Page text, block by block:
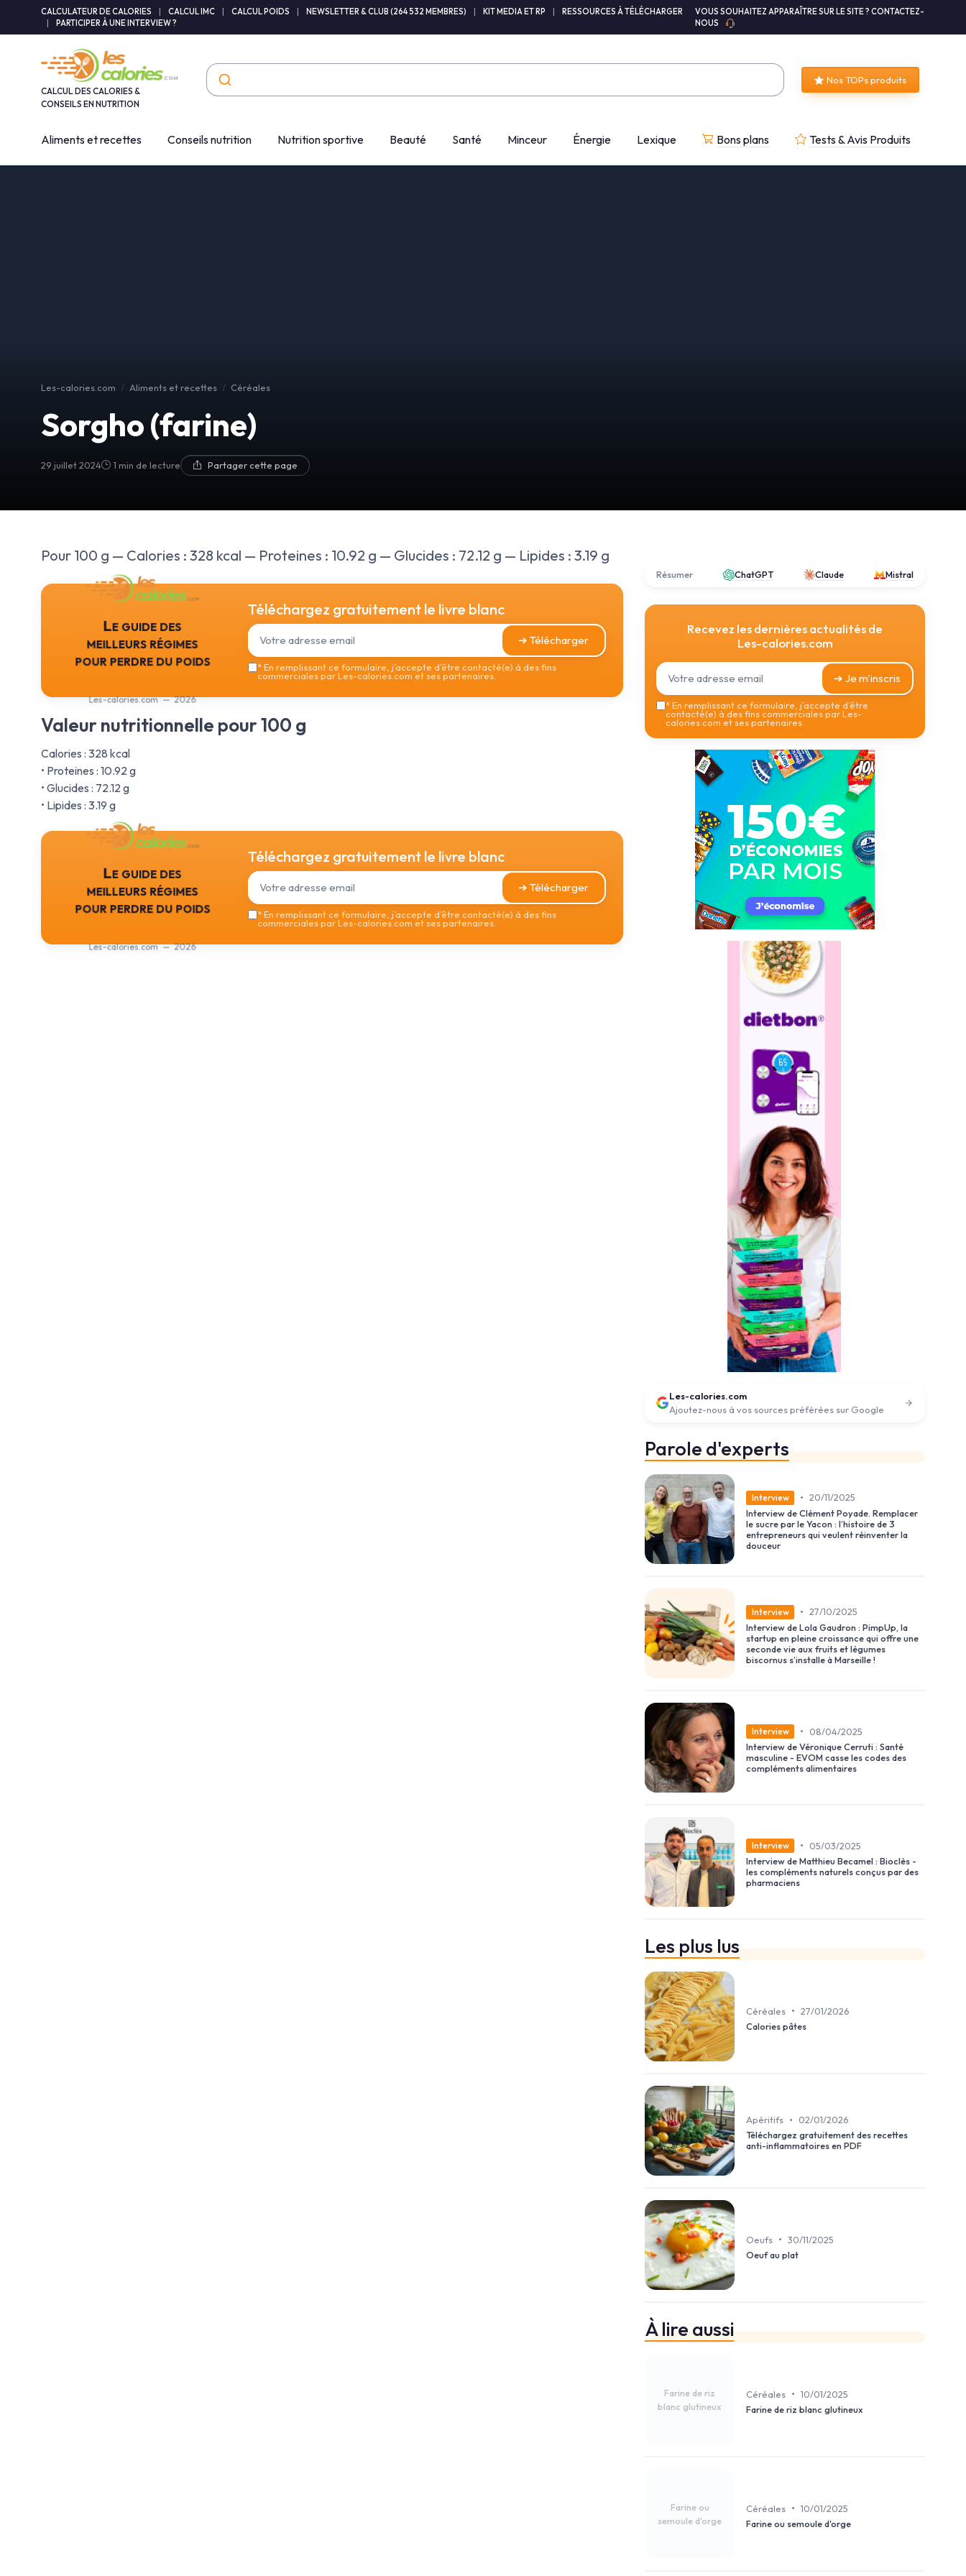
CALCULATEUR DE CALORIES CALCUL IMC CALCUL POIDS NEWSLETTER & CLUB (264 532 MEMBRES) KIT MEDIA ET RP
RESSOURCES À TÉLÉCHARGER
PARTICIPER À UNE INTERVIEW ?
VOUS SOUHAITEZ APPARAÎTRE SUR LE SITE ? CONTACTEZ-
NOUS
CALCUL DES CALORIES &
CONSEILS EN NUTRITION
Nos TOPs produits
Aliments et recettes Conseils nutrition Nutrition sportive Beauté Santé Minceur Énergie Lexique Bons plans Tests & Avis Produits
Les-calories.com Aliments et recettes Céréales
Sorgho (farine)
29 juillet 2024 1 min de lecture Partager cette page
Pour 100 g — Calories : 328 kcal — Proteines : 10.92 g — Glucides : 72.12 g — Lipides : 3.19 g
Le guide des
meilleurs régimes
pour perdre du poids
Les-calories.com — 2026
Téléchargez gratuitement le livre blanc
➔ Télécharger
*En remplissant ce formulaire, j’accepte d’être contacté(e) à des fins
commerciales par Les-calories.com et ses partenaires.
Valeur nutritionnelle pour 100 g
Calories : 328 kcal
• Proteines : 10.92 g
• Glucides : 72.12 g
• Lipides : 3.19 g
Le guide des
meilleurs régimes
pour perdre du poids
Les-calories.com — 2026
Téléchargez gratuitement le livre blanc
➔ Télécharger
*En remplissant ce formulaire, j’accepte d’être contacté(e) à des fins
commerciales par Les-calories.com et ses partenaires.
Résumer ChatGPT Claude Mistral
Recevez les dernières actualités de
Les-calories.com
➔ Je m'inscris
*En remplissant ce formulaire, j’accepte d’être
contacté(e) à des fins commerciales par Les-
calories.com et ses partenaires.
Les-calories.com
Ajoutez-nous à vos sources préférées sur Google
Parole d'experts
Interview • 20/11/2025
Interview de Clément Poyade. Remplacer
le sucre par le Yacon : l’histoire de 3
entrepreneurs qui veulent réinventer la
douceur
Interview • 27/10/2025
Interview de Lola Gaudron : PimpUp, la
startup en pleine croissance qui offre une
seconde vie aux fruits et légumes
biscornus s’installe à Marseille !
Interview •
08/04/2025
Interview de Véronique Cerruti : Santé
masculine - EVOM casse les codes des
compléments alimentaires
Interview •
05/03/2025
Interview de Matthieu Becamel : Bioclès -
les compléments naturels conçus par des
pharmaciens
Les plus lus
Céréales • 27/01/2026
Calories pâtes
Apéritifs •
02/01/2026
Téléchargez gratuitement des recettes
anti-inflammatoires en PDF
Oeufs • 30/11/2025
Oeuf au plat
À lire aussi
Farine de riz
blanc glutineux
Céréales • 10/01/2025
Farine de riz blanc glutineux
Farine ou
semoule d'orge
Céréales • 10/01/2025
Farine ou semoule d'orge
Panneau de gestion des cookies